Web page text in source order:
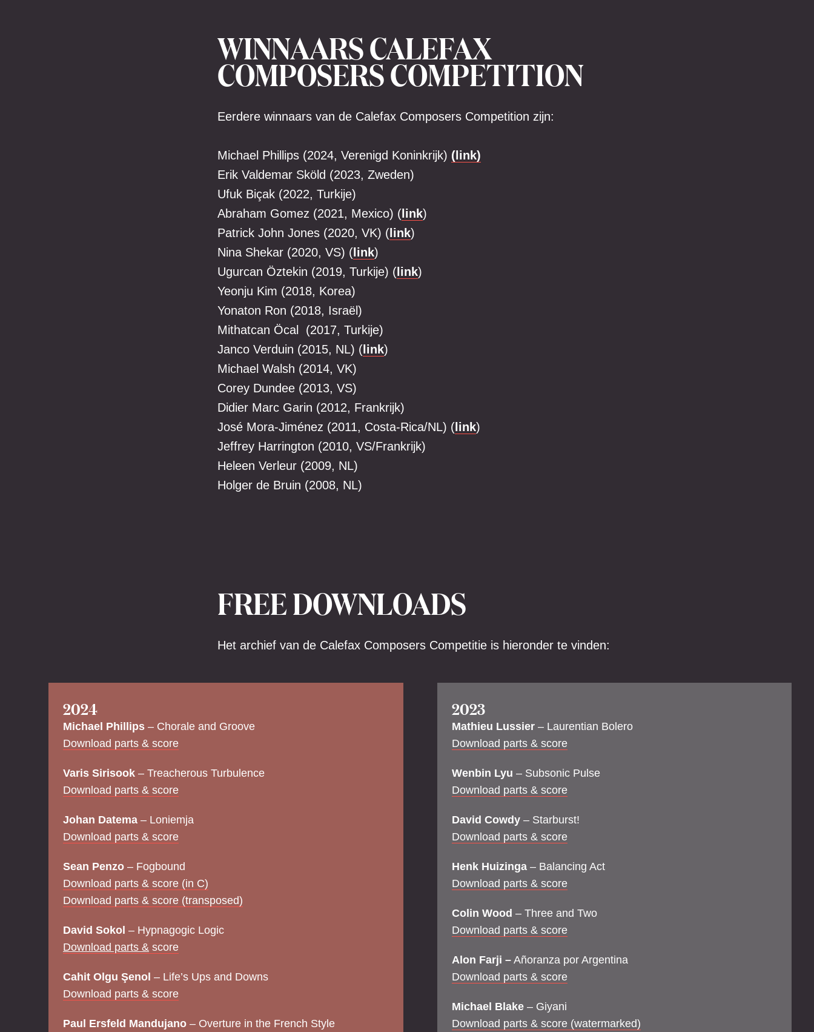
WINNAARS CALEFAX
COMPOSERS COMPETITION
Eerdere winnaars van de Calefax Composers Competition zijn:
Michael Phillips (2024, Verenigd Koninkrijk) (link)
Erik Valdemar Sköld (2023, Zweden)
Ufuk Biçak (2022, Turkije)
Abraham Gomez (2021, Mexico) (link)
Patrick John Jones (2020, VK) (link)
Nina Shekar (2020, VS) (link)
Ugurcan Öztekin (2019, Turkije) (link)
Yeonju Kim (2018, Korea)
Yonaton Ron (2018, Israël)
Mithatcan Öcal (2017, Turkije)
Janco Verduin (2015, NL) (link)
Michael Walsh (2014, VK)
Corey Dundee (2013, VS)
Didier Marc Garin (2012, Frankrijk)
José Mora-Jiménez (2011, Costa-Rica/NL) (link)
Jeffrey Harrington (2010, VS/Frankrijk)
Heleen Verleur (2009, NL)
Holger de Bruin (2008, NL)
FREE DOWNLOADS
Het archief van de Calefax Composers Competitie is hieronder te vinden:
2024
Michael Phillips – Chorale and Groove
Download parts & score
Varis Sirisook – Treacherous Turbulence
Download parts & score
Johan Datema – Loniemja
Download parts & score
Sean Penzo – Fogbound
Download parts & score (in C)
Download parts & score (transposed)
David Sokol – Hypnagogic Logic
Download parts & score
Cahit Olgu Şenol – Life’s Ups and Downs
Download parts & score
Paul Ersfeld Mandujano – Overture in the French Style
2023
Mathieu Lussier– Laurentian Bolero
Download parts & score
Wenbin Lyu – Subsonic Pulse
Download parts & score
David Cowdy– Starburst!
Download parts & score
Henk Huizinga– Balancing Act
Download parts & score
Colin Wood – Three and Two
Download parts & score
Alon Farji –Añoranza por Argentina
Download parts & score
Michael Blake– Giyani
Download parts & score (watermarked)